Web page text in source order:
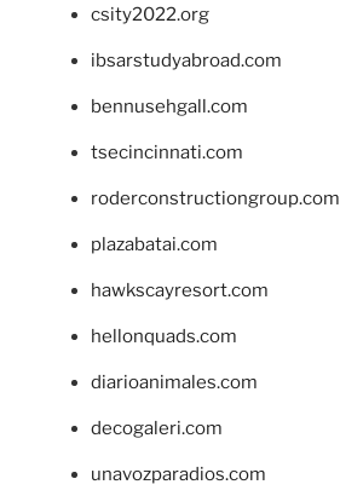
csity2022.org
ibsarstudyabroad.com
bennusehgall.com
tsecincinnati.com
roderconstructiongroup.com
plazabatai.com
hawkscayresort.com
hellonquads.com
diarioanimales.com
decogaleri.com
unavozparadios.com